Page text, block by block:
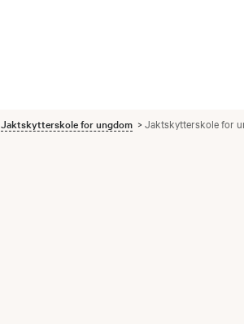
Jaktskytterskole for ungdom Jaktskytterskole for